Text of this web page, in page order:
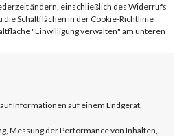
ändern, einschließlich des Widerrufs
die Schaltflächen in der Cookie-Richtlinie
"Einwilligung verwalten" am unteren
Informationen auf einem Endgerät,
Messung der Performance von Inhalten,
0